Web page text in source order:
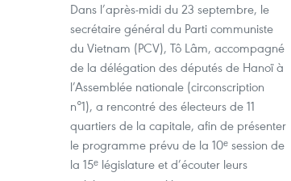
Dans l’après-midi du 23 septembre, le
secrétaire général du Parti communiste
du Vietnam (PCV), Tô Lâm, accompagné
de la délégation des députés de Hanoï à
l’Assemblée nationale (circonscription
n°1), a rencontré des électeurs de 11
quartiers de la capitale, afin de présenter
le programme prévu de la 10ᵉ session de
la 15ᵉ législature et d’écouter leurs